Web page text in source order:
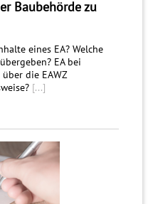
Baubehörde zu
eines EA? Welche
EA bei
die EAWZ
[...]